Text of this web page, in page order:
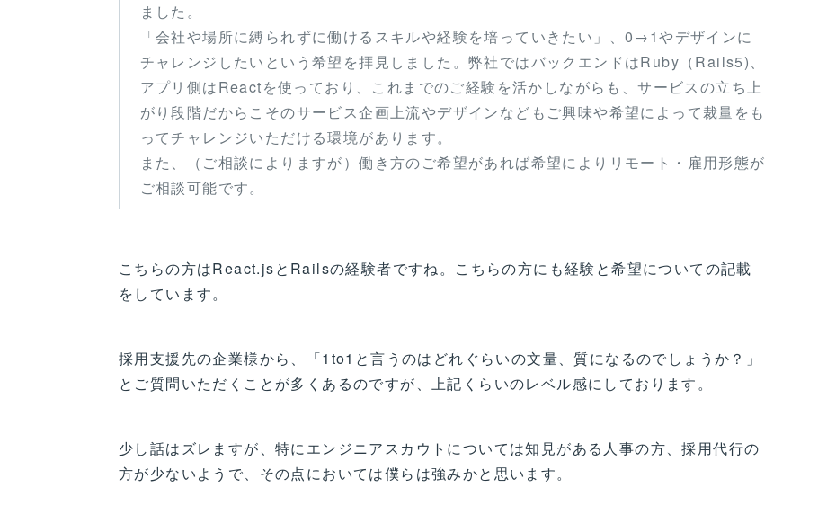
ました。
「会社や場所に縛られずに働けるスキルや経験を培っていきたい」、0→1やデザインに
チャレンジしたいという希望を拝見しました。弊社ではバックエンドはRuby（Rails5)、
アプリ側はReactを使っており、これまでのご経験を活かしながらも、サービスの立ち上
がり段階だからこそのサービス企画上流やデザインなどもご興味や希望によって裁量をも
ってチャレンジいただける環境があります。
また、（ご相談によりますが）働き方のご希望があれば希望によりリモート・雇用形態が
ご相談可能です。
こちらの方はReact.jsとRailsの経験者ですね。こちらの方にも経験と希望についての記載
をしています。
採用支援先の企業様から、「1to1と言うのはどれぐらいの文量、質になるのでしょうか？」
とご質問いただくことが多くあるのですが、上記くらいのレベル感にしております。
少し話はズレますが、特にエンジニアスカウトについては知見がある人事の方、採用代行の
方が少ないようで、その点においては僕らは強みかと思います。